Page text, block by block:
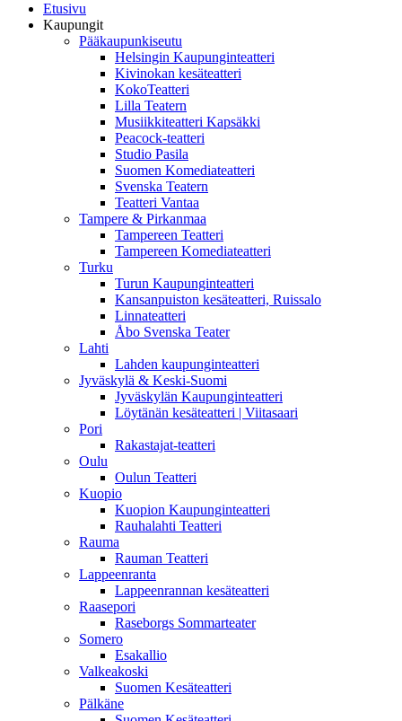
Etusivu
Kaupungit
Pääkaupunkiseutu
Helsingin Kaupunginteatteri
Kivinokan kesäteatteri
KokoTeatteri
Lilla Teatern
Musiikkiteatteri Kapsäkki
Peacock-teatteri
Studio Pasila
Suomen Komediateatteri
Svenska Teatern
Teatteri Vantaa
Tampere & Pirkanmaa
Tampereen Teatteri
Tampereen Komediateatteri
Turku
Turun Kaupunginteatteri
Kansanpuiston kesäteatteri, Ruissalo
Linnateatteri
Åbo Svenska Teater
Lahti
Lahden kaupunginteatteri
Jyväskylä & Keski-Suomi
Jyväskylän Kaupunginteatteri
Löytänän kesäteatteri | Viitasaari
Pori
Rakastajat-teatteri
Oulu
Oulun Teatteri
Kuopio
Kuopion Kaupunginteatteri
Rauhalahti Teatteri
Rauma
Rauman Teatteri
Lappeenranta
Lappeenrannan kesäteatteri
Raasepori
Raseborgs Sommarteater
Somero
Esakallio
Valkeakoski
Suomen Kesäteatteri
Pälkäne